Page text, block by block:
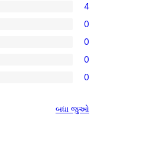
4
0
0
0
0
બધા સમીક્ષાઓ
જુઓ